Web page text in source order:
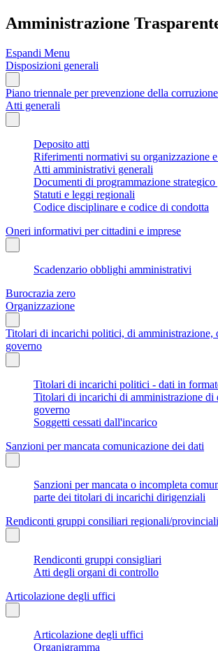
Amministrazione
Espandi Menu
Disposizioni generali
Piano triennale per prevenzione della
Atti generali
Deposito atti
Riferimenti normativi su organizzazione
Atti amministrativi generali
Documenti di programmazione strategico
Statuti e leggi regionali
Codice disciplinare e codice di condotta
Oneri informativi per cittadini e imprese
Scadenzario obblighi amministrativi
Burocrazia zero
Organizzazione
Titolari di incarichi politici, di amministrazione,
governo
Titolari di incarichi politici - dati in
Titolari di incarichi di amministrazione di
governo
Soggetti cessati dall'incarico
Sanzioni per mancata comunicazione dei dati
Sanzioni per mancata o incompleta
parte dei titolari di incarichi dirigenziali
Rendiconti gruppi consiliari regionali/provinciali
Rendiconti gruppi consigliari
Atti degli organi di controllo
Articolazione degli uffici
Articolazione degli uffici
Organigramma